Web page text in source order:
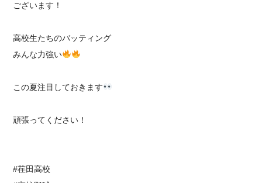
ございます！
高校生たちのバッティング
みんな力強い
この夏注目しておきます
頑張ってください！
#荏田高校